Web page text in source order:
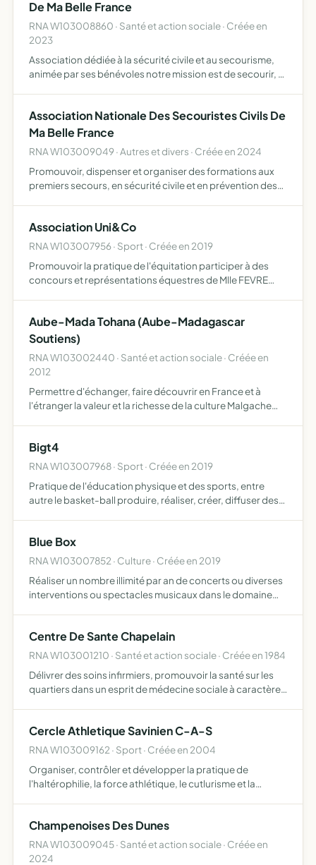
De Ma Belle France
RNA W103008860 · Santé et action sociale · Créée en
2023
Association dédiée à la sécurité civile et au secourisme,
animée par ses bénévoles notre mission est de secourir, et
Association Nationale Des Secouristes Civils De
Ma Belle France
RNA W103009049 · Autres et divers · Créée en 2024
Promouvoir, dispenser et organiser des formations aux
premiers secours, en sécurité civile et en prévention des
Association Uni&Co
RNA W103007956 · Sport · Créée en 2019
Promouvoir la pratique de l'équitation participer à des
concours et représentations équestres de Mlle FEVRE
Aube-Mada Tohana (Aube-Madagascar
Soutiens)
RNA W103002440 · Santé et action sociale · Créée en
2012
Permettre d'échanger, faire découvrir en France et à
l'étranger la valeur et la richesse de la culture Malgache
Bigt4
RNA W103007968 · Sport · Créée en 2019
Pratique de l'éducation physique et des sports, entre
autre le basket-ball produire, réaliser, créer, diffuser des
Blue Box
RNA W103007852 · Culture · Créée en 2019
Réaliser un nombre illimité par an de concerts ou diverses
interventions ou spectacles musicaux dans le domaine
Centre De Sante Chapelain
RNA W103001210 · Santé et action sociale · Créée en 1984
Délivrer des soins infirmiers, promouvoir la santé sur les
quartiers dans un esprit de médecine sociale à caractère
Cercle Athletique Savinien C-A-S
RNA W103009162 · Sport · Créée en 2004
Organiser, contrôler et développer la pratique de
l'haltérophilie, la force athlétique, le cutlurisme et la
Champenoises Des Dunes
RNA W103009045 · Santé et action sociale · Créée en
2024